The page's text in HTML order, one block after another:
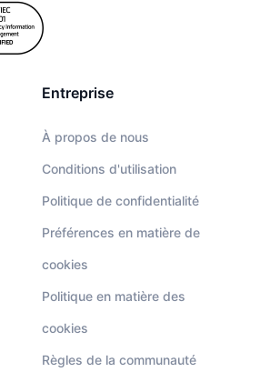
Entreprise
À propos de nous
Conditions d'utilisation
Politique de confidentialité
Préférences en matière de
cookies
Politique en matière des
cookies
Règles de la communauté